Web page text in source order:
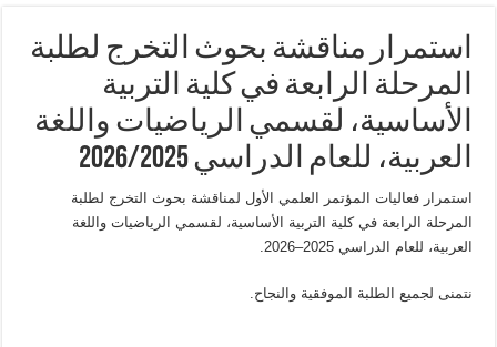
استمرار مناقشة بحوث التخرج لطلبة
المرحلة الرابعة في كلية التربية
الأساسية، لقسمي الرياضيات واللغة
العربية، للعام الدراسي 2026/2025
استمرار فعاليات المؤتمر العلمي الأول لمناقشة بحوث التخرج لطلبة
المرحلة الرابعة في كلية التربية الأساسية، لقسمي الرياضيات واللغة
العربية، للعام الدراسي 2025–2026.
نتمنى لجميع الطلبة الموفقية والنجاح.